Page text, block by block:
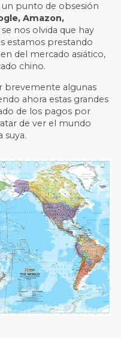
un punto de obsesión
Amazon,
se nos olvida que hay
estamos prestando
del mercado asiático,
chino.
brevemente algunas
ahora estas grandes
de los pagos por
de ver el mundo
suya.